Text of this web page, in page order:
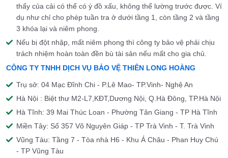
thấy của cải có thể có ý đồ xấu, không thể lường trước được. Ví
dụ như chỉ cho phép tuần tra ở dưới tầng 1, còn tầng 2 và tầng
3 khóa lại và niêm phong.
Nếu bị đột nhập, mất niêm phong thì công ty bảo vệ phải chịu
trách nhiệm hoàn toàn đền bù tài sản nếu mất cho gia chủ.
CÔNG TY TNHH DỊCH VỤ BẢO VỆ THIÊN LONG HOÀNG
Trụ sở: 04 Mạc Đĩnh Chi - P.Lê Mao- TP.Vinh- Nghệ An
Hà Nội : Biệt thư M2-L7,KĐT,Dương Nội, Q.Hà Đông, TP.Hà Nội
Hà Tĩnh: 39 Mai Thúc Loan - Phường Tân Giang - TP Hà Tĩnh
Miền Tây: Số 357 Võ Nguyên Giáp - TP Trà Vinh - T. Trà Vinh
Vũng Tàu: Tầng 7 - Tòa nhà H6 - Khu Á Châu - Phan Huy Chú
- TP Vũng Tàu